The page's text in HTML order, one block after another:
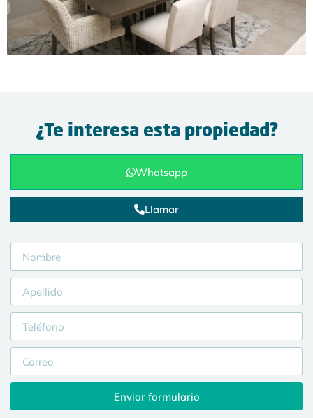
¿Te interesa esta propiedad?
Whatsapp
Llamar
Enviar formulario